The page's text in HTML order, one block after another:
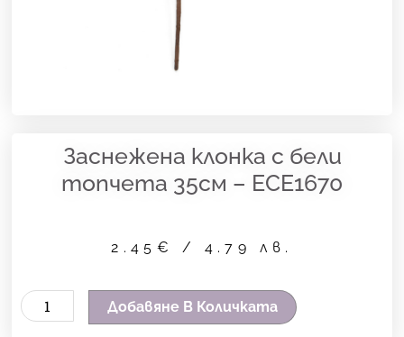
Заснежена клонка с бели
топчета 35см – ECE1670
2.45 € / 4.79 лв.
количество Добавяне В Количката